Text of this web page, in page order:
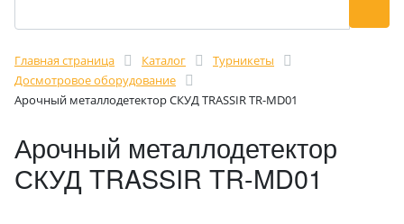
Главная страница Каталог
Турникеты
Досмотровое оборудование
Арочный металлодетектор СКУД TRASSIR TR-MD01
Арочный металлодетектор
СКУД TRASSIR TR-MD01